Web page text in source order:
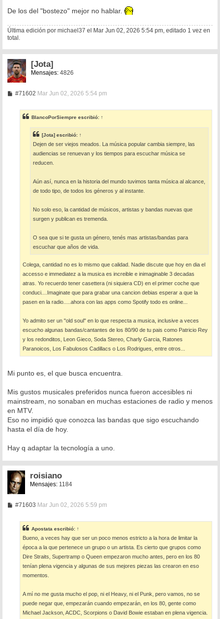
De los del "bostezo" mejor no hablar.
Última edición por michael37 el Mar Jun 02, 2026 5:54 pm, editado 1 vez en
total.
[Jota]
Mensajes:4826
#71602M
a
j
e
Mar Jun 02, 2026 5:54 pm
BlancoPorSiempre escribió: ↑
[Jota] escribió: ↑
Dejen de ser viejos meados. La música popular cambia siempre, las
audiencias se renuevan y los tiempos para escuchar música se
reducen.
Aún así, nunca en la historia del mundo tuvimos tanta música al alcance,
de todo tipo, de todos los géneros y al instante.
No solo eso, la cantidad de músicos, artistas y bandas nuevas que
surgen y publican es tremenda.
O sea que si te gusta un género, tenés mas artistas/bandas para
escuchar que años de vida.
Colega, cantidad no es lo mismo que calidad. Nadie discute que hoy en dia el
accesso e immediatez a la musica es increible e inimaginable 3 decadas
atras. Yo recuerdo tener casettera (ni siquiera CD) en el primer coche que
conduci....Imaginate que para grabar una cancion debias esperar a que la
pasen en la radio.....ahora con las apps como Spotify todo es online...
Yo admito ser un ''old soul'' en lo que respecta a musica, inclusive a veces
escucho algunas bandas/cantantes de los 80/90 de tu pais como Patricio Rey
y los redonditos, Leon Gieco, Soda Stereo, Charly Garcia, Ratones
Paranoicos, Los Fabulosos Cadillacs o Los Rodrigues, entre otros...
Mi punto es, el que busca encuentra.
Mis gustos musicales preferidos nunca fueron accesibles ni
mainstream, no sonaban en muchas estaciones de radio y menos
en MTV.
Eso no impidió que conozca las bandas que sigo escuchando
hasta el día de hoy.
Hay q adaptar la tecnología a uno.
roisiano
Mensajes: 1184
#71603M
a
j
e
Mar Jun 02, 2026 5:59 pm
Apostata escribió: ↑
Bueno, a veces hay que ser un poco menos estricto a la hora de limitar la
época a la que pertenece un grupo o un artista. Es cierto que grupos como
Dire Straits, Supertramp o Queen empezaron mucho antes, pero en los 80
tenían plena vigencia y algunas de sus mejores piezas las crearon en eso
momentos.
A mí no me gusta mucho el pop, ni el Heavy, ni el Punk, pero vamos, no se
puede negar que, empezarán cuando empezarán, en los 80, gente como
Michael Jackson, ACDC, Scorpions o David Bowie estaban en plena vigencia.